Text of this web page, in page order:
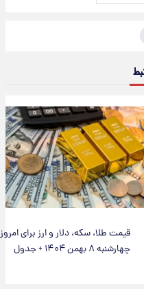
قیمت طلا، سکه، دلار و ارز برای امروز
چهارشنبه ۸ بهمن ۱۴۰۴ + جدول